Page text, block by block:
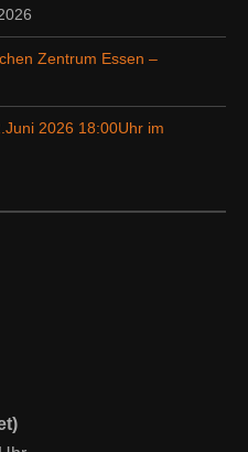
Zentrum Essen –
2026 18:00Uhr im